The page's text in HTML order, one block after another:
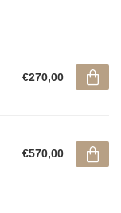
€270,00
€570,00